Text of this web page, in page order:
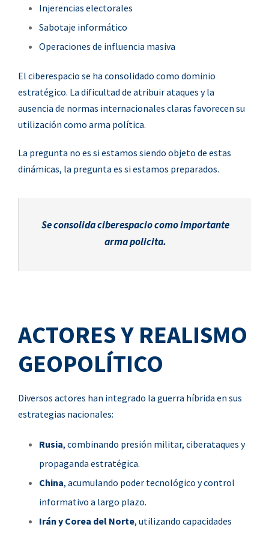
Injerencias electorales
Sabotaje informático
Operaciones de influencia masiva
El ciberespacio se ha consolidado como dominio
estratégico. La dificultad de atribuir ataques y la
ausencia de normas internacionales claras favorecen su
utilización como arma política.
La pregunta no es si estamos siendo objeto de estas
dinámicas, la pregunta es si estamos preparados.
Se consolida ciberespacio como importante
arma policita.
ACTORES Y REALISMO
GEOPOLÍTICO
Diversos actores han integrado la guerra híbrida en sus
estrategias nacionales:
Rusia, combinando presión militar, ciberataques y
propaganda estratégica.
China, acumulando poder tecnológico y control
informativo a largo plazo.
Irán y Corea del Norte, utilizando capacidades